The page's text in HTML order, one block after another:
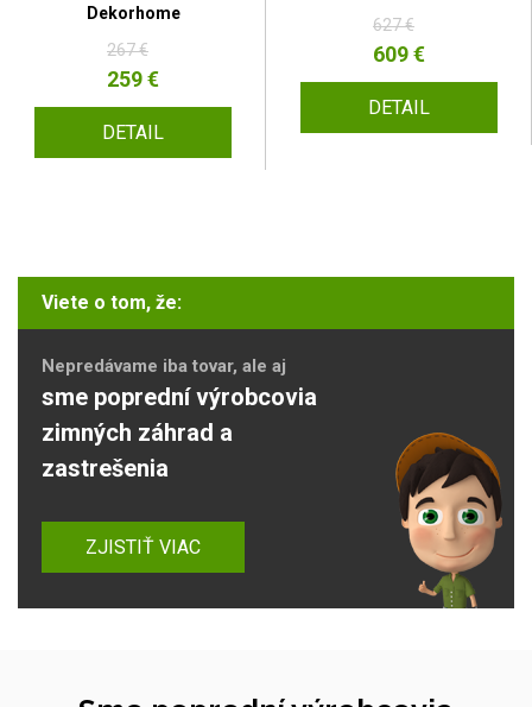
Dekorhome
267 €
259 €
DETAIL
627 €
609 €
DETAIL
Viete o tom, že:
Nepredávame iba tovar, ale aj
sme poprední výrobcovia
zimných záhrad a
zastrešenia
ZJISTIŤ VIAC